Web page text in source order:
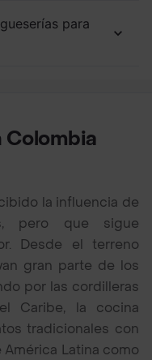
para
Colombia
la influencia de
pero que sigue
Desde el terreno
gran parte de los
por las cordilleras
Caribe, la cocina
tradicionales con
Latina como